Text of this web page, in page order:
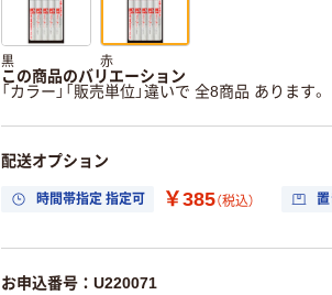
黒 赤
この商品のバリエーション
「カラー」「販売単位」違いで 全8商品 あります。
配送オプション
時間帯指定 指定可 ￥385（税込）
お申込番号：U220071